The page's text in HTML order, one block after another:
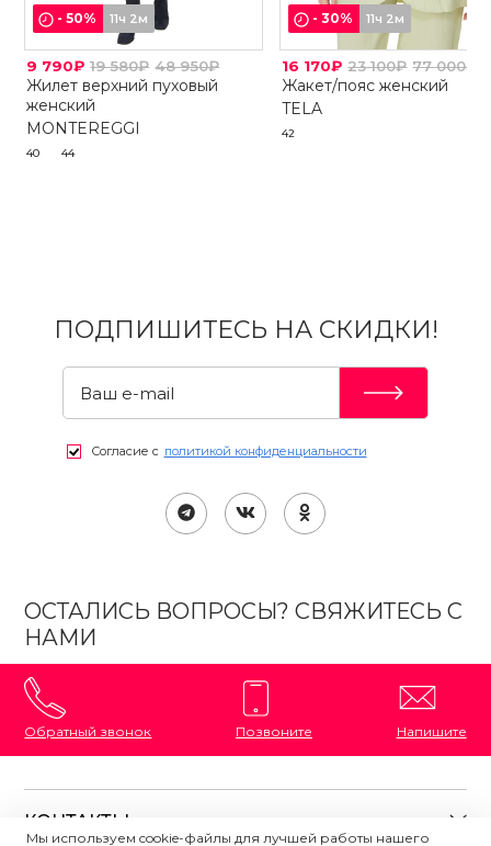
-50% 11ч 2м
9 790₽ 19 580₽ 48 950₽
Жилет верхний пуховый
женский
MONTEREGGI
40 44
-30% 11ч 2м
16 170₽ 23 100₽ 77 000₽
Жакет/пояс женский
TELA
42
ПОДПИШИТЕСЬ НА СКИДКИ!
Согласие с политикой конфиденциальности
ОСТАЛИСЬ ВОПРОСЫ? СВЯЖИТЕСЬ С
НАМИ
Обратный звонок Позвоните Напишите
КОНТАКТЫ
Мы используем cookie-файлы для лучшей работы нашего